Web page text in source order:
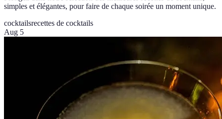
simples et élégantes, pour faire de chaque soirée un moment unique.
cocktailsrecettes de cocktails
Aug 5